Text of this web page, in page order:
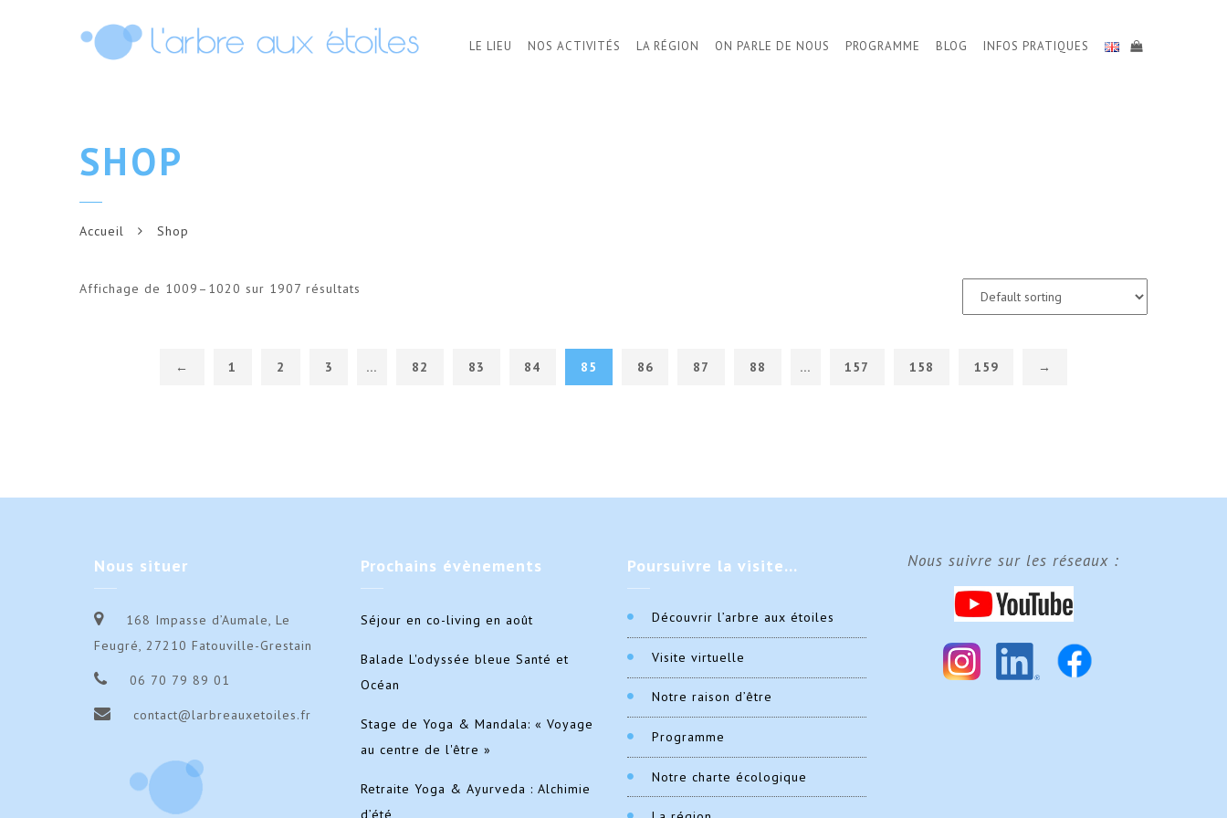
LE LIEU NOS ACTIVITÉS LA RÉGION ON PARLE DE NOUS PROGRAMME BLOG INFOS PRATIQUES
SHOP
Accueil Shop
Affichage de 1009–1020 sur 1907 résultats
← 1 2 3 … 82 83 84 85 86 87 88 … 157 158 159 →
Nous situer
168 Impasse d’Aumale, Le
Feugré, 27210 Fatouville-Grestain
06 70 79 89 01
contact@larbreauxetoiles.fr
Prochains évènements
Séjour en co-living en août
Balade L'odyssée bleue Santé et
Océan
Stage de Yoga & Mandala: « Voyage
au centre de l'être »
Retraite Yoga & Ayurveda : Alchimie
d’été
Poursuivre la visite…
Découvrir l’arbre aux étoiles
Visite virtuelle
Notre raison d’être
Programme
Notre charte écologique
Nous suivre sur les réseaux :